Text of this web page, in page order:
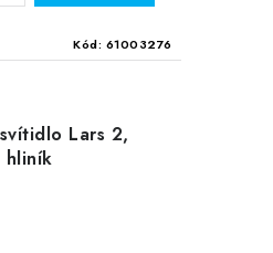
Kód: 61003276
Lars 2,
hliník